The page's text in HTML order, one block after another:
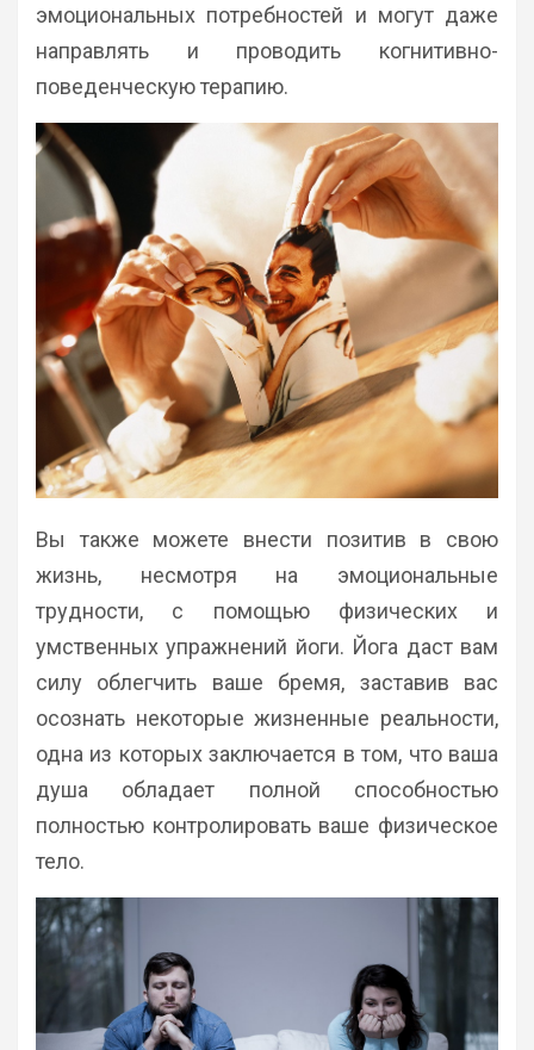
эмоциональных потребностей и могут даже
направлять и проводить когнитивно-
поведенческую терапию.
Вы также можете внести позитив в свою
жизнь, несмотря на эмоциональные
трудности, с помощью физических и
умственных упражнений йоги. Йога даст вам
силу облегчить ваше бремя, заставив вас
осознать некоторые жизненные реальности,
одна из которых заключается в том, что ваша
душа обладает полной способностью
полностью контролировать ваше физическое
тело.